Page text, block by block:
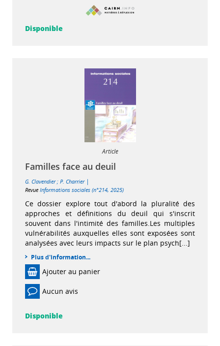
Disponible
Article
Familles face au deuil
G. Clavendier; P. Charrier |
Revue Informations sociales (n°214, 2025)
Ce dossier explore tout d'abord la pluralité des
approches et définitions du deuil qui s'inscrit
souvent dans l'intimité des familles.Les multiples
vulnérabilités auxquelles elles sont exposées sont
analysées avec leurs impacts sur le plan psych[...]
Plus d'information...
Ajouter au panier
Aucun avis
Disponible